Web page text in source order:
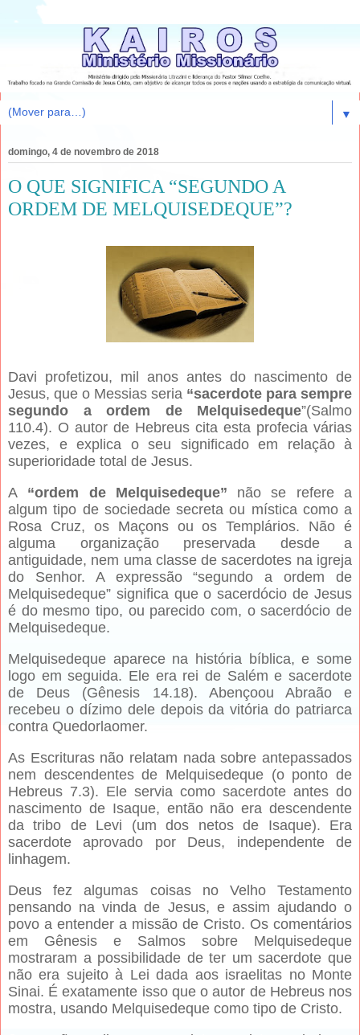
▼
domingo, 4 de novembro de 2018
O QUE SIGNIFICA “SEGUNDO A
ORDEM DE MELQUISEDEQUE”?
Davi profetizou, mil anos antes do nascimento de
Jesus, que o Messias seria “sacerdote para sempre
segundo a ordem de Melquisedeque”(Salmo
110.4). O autor de Hebreus cita esta profecia várias
vezes, e explica o seu significado em relação à
superioridade total de Jesus.
A “ordem de Melquisedeque” não se refere a
algum tipo de sociedade secreta ou mística como a
Rosa Cruz, os Maçons ou os Templários. Não é
alguma organização preservada desde a
antiguidade, nem uma classe de sacerdotes na igreja
do Senhor. A expressão “segundo a ordem de
Melquisedeque” significa que o sacerdócio de Jesus
é do mesmo tipo, ou parecido com, o sacerdócio de
Melquisedeque.
Melquisedeque aparece na história bíblica, e some
logo em seguida. Ele era rei de Salém e sacerdote
de Deus (Gênesis 14.18). Abençoou Abraão e
recebeu o dízimo dele depois da vitória do patriarca
contra Quedorlaomer.
As Escrituras não relatam nada sobre antepassados
nem descendentes de Melquisedeque (o ponto de
Hebreus 7.3). Ele servia como sacerdote antes do
nascimento de Isaque, então não era descendente
da tribo de Levi (um dos netos de Isaque). Era
sacerdote aprovado por Deus, independente de
linhagem.
Deus fez algumas coisas no Velho Testamento
pensando na vinda de Jesus, e assim ajudando o
povo a entender a missão de Cristo. Os comentários
em Gênesis e Salmos sobre Melquisedeque
mostraram a possibilidade de ter um sacerdote que
não era sujeito à Lei dada aos israelitas no Monte
Sinai. É exatamente isso que o autor de Hebreus nos
mostra, usando Melquisedeque como tipo de Cristo.